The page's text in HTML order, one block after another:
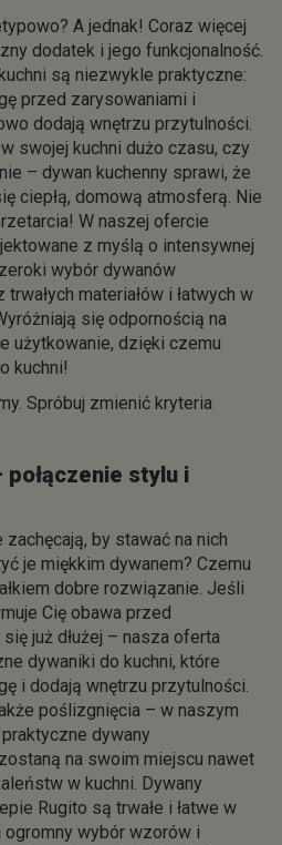
A jednak! Coraz więcej
dodatek i jego funkcjonalność.
są niezwykle praktyczne:
przed zarysowaniami i
dodają wnętrzu przytulności.
swojej kuchni dużo czasu, czy
– dywan kuchenny sprawi, że
ciepłą, domową atmosferą. Nie
W naszej ofercie
z myślą o intensywnej
wybór dywanów
materiałów i łatwych w
się odpornością na
użytkowanie, dzięki czemu
kuchni!
Spróbuj zmienić kryteria
połączenie stylu i
zachęcają, by stawać na nich
je miękkim dywanem? Czemu
dobre rozwiązanie. Jeśli
Cię obawa przed
już dłużej – nasza oferta
dywaniki do kuchni, które
i dodają wnętrzu przytulności.
poślizgnięcia – w naszym
dywany
na swoim miejscu nawet
w kuchni. Dywany
Rugito są trwałe i łatwe w
wybór wzorów i